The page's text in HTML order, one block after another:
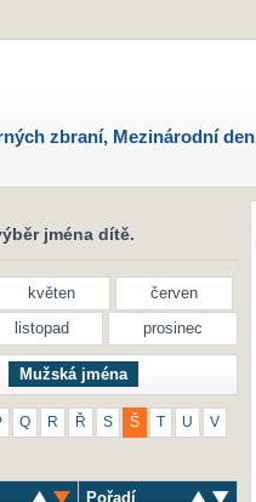
zbraní, Mezinárodní den
jména dítě.
květen
červen
listopad prosinec
Mužská jména
Q R Ř S Š T U V
Pořadí